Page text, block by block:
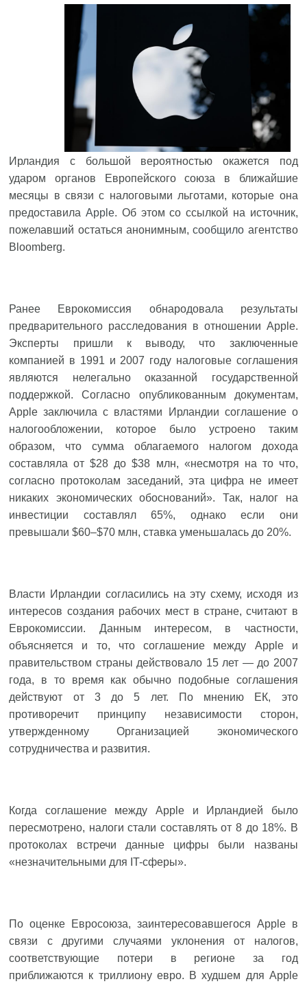
Ирландия с большой вероятностью окажется под
ударом органов Европейского союза в ближайшие
месяцы в связи с налоговыми льготами, которые она
предоставилаApple. Об этом со ссылкой на источник,
пожелавший остаться анонимным,сообщило агентство
Bloomberg.
Ранее Еврокомиссия обнародовала результаты
предварительного расследования в отношении Apple.
Эксперты пришли к выводу, что заключенные
компанией в 1991 и 2007 году налоговые соглашения
являются нелегально оказанной государственной
поддержкой. Согласно опубликованным документам,
Apple заключила с властями Ирландии соглашение о
налогообложении, которое было устроено таким
образом, что сумма облагаемого налогом дохода
составляла от $28 до $38 млн, «несмотря на то что,
согласно протоколам заседаний, эта цифра не имеет
никаких экономических обоснований». Так, налог на
инвестиции составлял 65%, однако если они
превышали $60–$70 млн, ставка уменьшалась до 20%.
Власти Ирландии согласились на эту схему, исходя из
интересов создания рабочих мест в стране, считают в
Еврокомиссии. Данным интересом, в частности,
объясняется и то, что соглашение между Apple и
правительством страны действовало 15 лет — до 2007
года, в то время как обычно подобные соглашения
действуют от 3 до 5 лет. По мнению ЕК, это
противоречит принципу независимости сторон,
утвержденному Организацией экономического
сотрудничества и развития.
Когда соглашение между Apple и Ирландией было
пересмотрено, налоги стали составлять от 8 до 18%. В
протоколах встречи данные цифры были названы
«незначительными для IT-сферы».
По оценке Евросоюза, заинтересовавшегося Apple в
связи с другими случаями уклонения от налогов,
соответствующие потери в регионе за год
приближаются к триллиону евро. В худшем для Apple